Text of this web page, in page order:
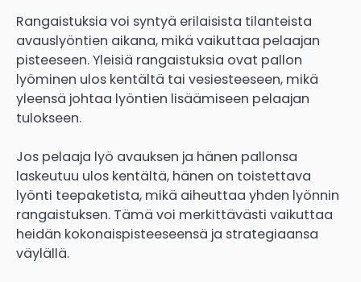
Rangaistuksia voi syntyä erilaisista tilanteista
avauslyöntien aikana, mikä vaikuttaa pelaajan
pisteeseen. Yleisiä rangaistuksia ovat pallon
lyöminen ulos kentältä tai vesiesteeseen, mikä
yleensä johtaa lyöntien lisäämiseen pelaajan
tulokseen.
Jos pelaaja lyö avauksen ja hänen pallonsa
laskeutuu ulos kentältä, hänen on toistettava
lyönti teepaketista, mikä aiheuttaa yhden lyönnin
rangaistuksen. Tämä voi merkittävästi vaikuttaa
heidän kokonaispisteeseensä ja strategiaansa
väylällä.